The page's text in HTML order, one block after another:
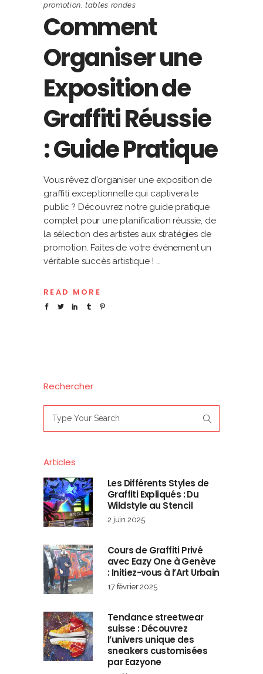
promotion,tables rondes
Comment
Organiser une
Exposition de
Graffiti Réussie
: Guide Pratique
Vous rêvez d'organiser une exposition de
graffiti exceptionnelle qui captivera le
public ? Découvrez notre guide pratique
complet pour une planification réussie, de
la sélection des artistes aux stratégies de
promotion. Faites de votre événement un
véritable succès artistique !
READ MORE
Rechercher
for:
Articles
Les Différents Styles de
Graffiti Expliqués : Du
Wildstyle au Stencil
2 juin 2025
Cours de Graffiti Privé
avec Eazy One à Genève
: Initiez-vous à l’Art Urbain
17 février 2025
Tendance streetwear
suisse : Découvrez
l’univers unique des
sneakers customisées
par Eazyone